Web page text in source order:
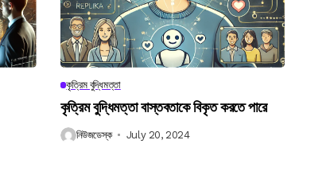
কৃত্রিম বুদ্ধিমত্তা
কৃত্রিম বুদ্ধিমত্তা বাস্তবতাকে বিকৃত করতে পারে
নিউজডেস্ক July 20, 2024